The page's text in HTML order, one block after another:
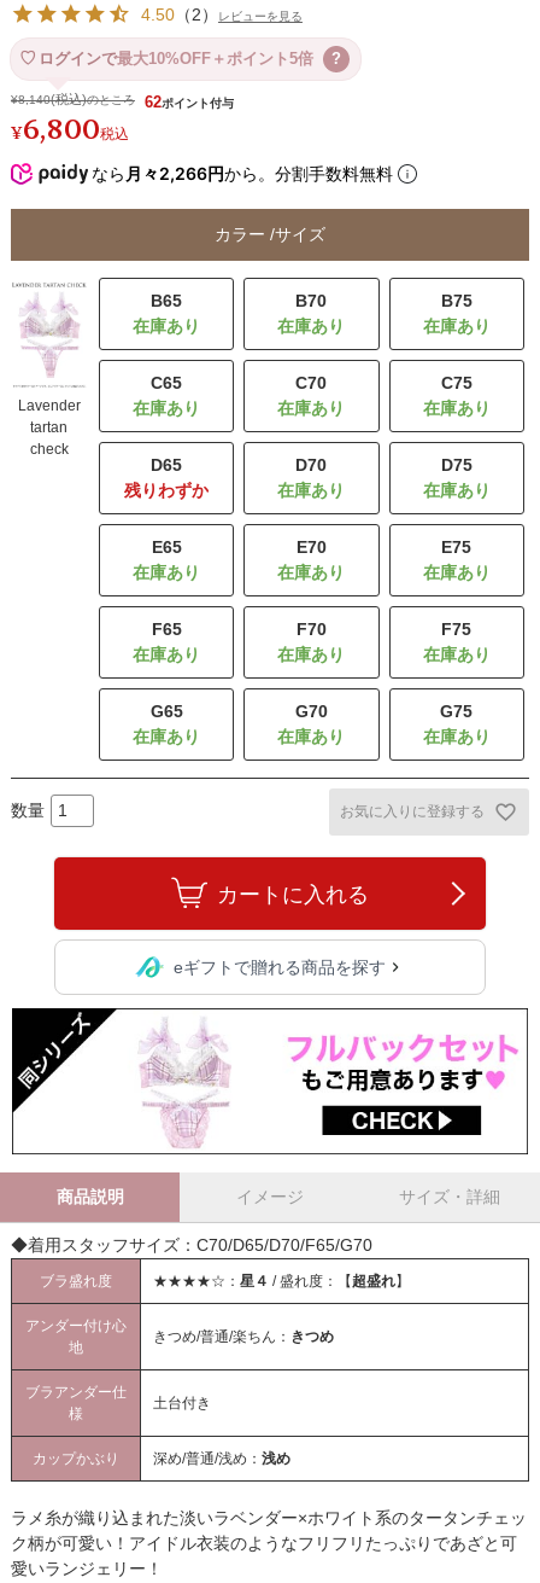
4.50（2） レビューを見る
ログインで最大10%OFF＋ポイント5倍 ?
¥8,140 のところ
¥6,800税込
62
なら 月々2,266円から。分割手数料無料
カラー サイズ
Lavender
tartan
check
B65 B70 B75
C65 C70 C75
D65
残りわずか
D70 D75
E65 E70 E75
F65 F70 F75
G65 G70 G75
お気に入りに登録する
カートに入れる
eギフトで贈れる商品を探す
商品説明 イメージ サイズ・詳細
◆着用スタッフサイズ：C70/D65/D70/F65/G70
ブラ盛れ度 ★★★★☆： 星４ / 盛れ度：【超盛れ】
アンダー付け心
地
きつめ/普通/楽ちん： きつめ
ブラアンダー仕
様
土台付き
カップかぶり 深め/普通/浅め： 浅め
ラメ糸が織り込まれた淡いラベンダー×ホワイト系のタータンチェッ
ク柄が可愛い！アイドル衣装のようなフリフリたっぷりであざと可
愛いランジェリー！